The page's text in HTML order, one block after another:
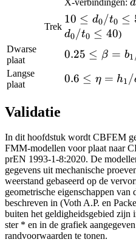
/
d
Trek
10
\le
d_0
/
t_0
10 ≤ d0 /t0 ≤
d0/t0 ≤ 40)
Dwarse
plaat
0.25 ≤ β = b1
Langse
plaat
0.6 ≤ η = h1 /
Validatie
In dit hoofdstuk wordt CBFEM
FMM-modellen voor plaat naar
prEN 1993-1-8:2020. De
gegevens uit mechanische
weerstand gebaseerd op de
geometrische eigenschappen
beschreven in (Voth A.P. en
buiten het geldigheidsgebied zijn
ster * en in de grafiek
randvoorwaarden te tonen.